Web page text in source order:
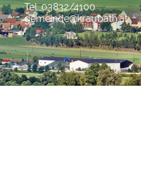
Tel. 03832/4100
gemeinde@kraubath.at